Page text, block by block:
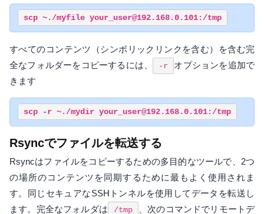
すべてのコンテンツ（シンボリックリンクを含む）を含む完
全なフォルダーをコピーするには、
-r
オプションを追加で
きます
Rsyncでファイルを転送する
Rsyncはファイルをコピーするための多目的なツールで、2つ
の場所のコンテンツを同期するために最もよく使用されま
す。同じセキュアなSSHトンネルを使用してデータを転送し
ます。完全なフォルダは
/tmp 、次のコマンドでリモートデ